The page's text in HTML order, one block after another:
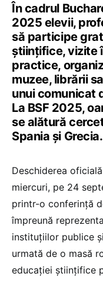
În cadrul
2025 elevii,
să participe
științifice, vizite
practice,
muzee, librării
unui comunicat
La BSF 2025,
se alătură
Spania și Grecia.
Deschiderea
miercuri, pe 24
printr-o conferință
împreună
instituțiilor publice
urmată de o masă
educației științifice